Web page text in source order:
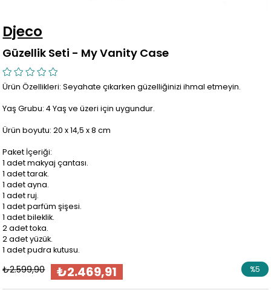
Djeco
Güzellik Seti - My Vanity Case
Ürün Özellikleri: Seyahate çıkarken güzelliğinizi ihmal etmeyin.
Yaş Grubu: 4 Yaş ve üzeri için uygundur.
Ürün boyutu: 20 x 14,5 x 8 cm
Paket İçeriği:
1 adet makyaj çantası.
1 adet tarak.
1 adet ayna.
1 adet ruj.
1 adet parfüm şişesi.
1 adet bileklik.
2 adet toka.
2 adet yüzük.
1 adet pudra kutusu.
₺2.599,90 ₺2.469,91 %5